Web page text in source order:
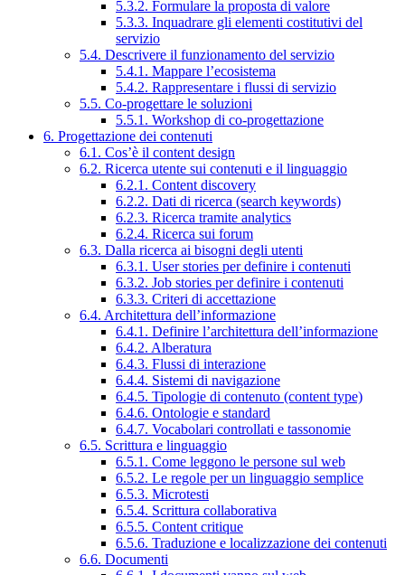
5.3.2. Formulare la proposta di valore
5.3.3. Inquadrare gli elementi costitutivi del
servizio
5.4. Descrivere il funzionamento del servizio
5.4.1. Mappare l’ecosistema
5.4.2. Rappresentare i flussi di servizio
5.5. Co-progettare le soluzioni
5.5.1. Workshop di co-progettazione
6. Progettazione dei contenuti
6.1. Cos’è il content design
6.2. Ricerca utente sui contenuti e il linguaggio
6.2.1. Content discovery
6.2.2. Dati di ricerca (search keywords)
6.2.3. Ricerca tramite analytics
6.2.4. Ricerca sui forum
6.3. Dalla ricerca ai bisogni degli utenti
6.3.1. User stories per definire i contenuti
6.3.2. Job stories per definire i contenuti
6.3.3. Criteri di accettazione
6.4. Architettura dell’informazione
6.4.1. Definire l’architettura dell’informazione
6.4.2. Alberatura
6.4.3. Flussi di interazione
6.4.4. Sistemi di navigazione
6.4.5. Tipologie di contenuto (content type)
6.4.6. Ontologie e standard
6.4.7. Vocabolari controllati e tassonomie
6.5. Scrittura e linguaggio
6.5.1. Come leggono le persone sul web
6.5.2. Le regole per un linguaggio semplice
6.5.3. Microtesti
6.5.4. Scrittura collaborativa
6.5.5. Content critique
6.5.6. Traduzione e localizzazione dei contenuti
6.6. Documenti